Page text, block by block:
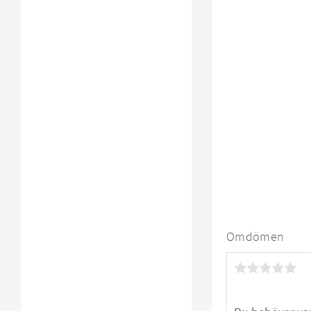
Omdömen